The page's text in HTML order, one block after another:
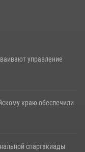
управление
краю обеспечили
спартакиады